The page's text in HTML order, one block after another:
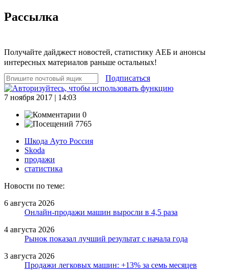
Рассылка
Получайте дайджест новостей, статистику АЕБ и анонсы
интересных материалов раньше остальных!
Подписаться
7 ноября 2017 | 14:03
0
7765
Шкода Ауто Россия
Skoda
продажи
статистика
Новости по теме:
6 августа 2026
Онлайн-продажи машин выросли в 4,5 раза
4 августа 2026
Рынок показал лучший результат с начала года
3 августа 2026
Продажи легковых машин: +13% за семь месяцев